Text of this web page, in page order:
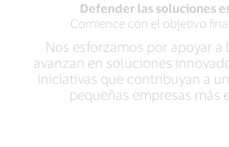
Defender las soluciones
Comience con el objetivo
Nos esforzamos por apoyar a
avanzan en soluciones
iniciativas que contribuyan a
pequeñas empresas más